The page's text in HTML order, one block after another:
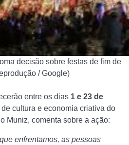
decisão sobre festas de fim de
/ Google)
entre os dias 1 e 23 de
de cultura e economia criativa do
Muniz, comenta sobre a ação:
enfrentamos, as pessoas